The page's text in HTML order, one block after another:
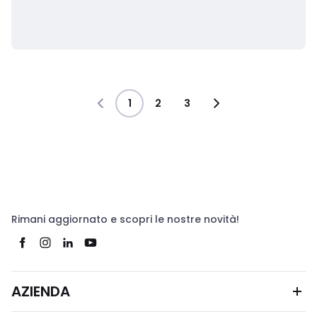
1 2 3
Rimani aggiornato e scopri le nostre novità!
AZIENDA